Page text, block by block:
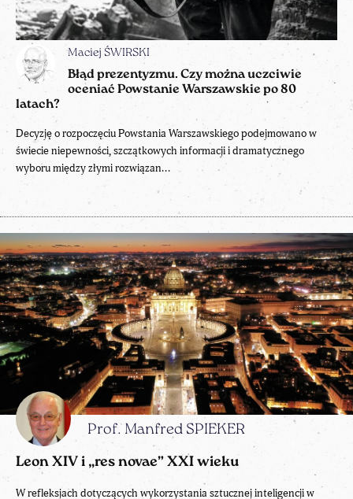
Maciej ŚWIRSKI
Błąd prezentyzmu. Czy można uczciwie
oceniać Powstanie Warszawskie po 80
latach?
Decyzję o rozpoczęciu Powstania Warszawskiego podejmowano w
świecie niepewności, szczątkowych informacji i dramatycznego
wyboru między złymi rozwiązan...
Prof. Manfred SPIEKER
Leon XIV i „res novae” XXI wieku
W refleksjach dotyczących wykorzystania sztucznej inteligencji w